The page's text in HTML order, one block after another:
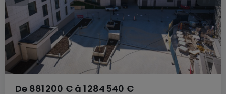
De 881 200 € à 1 284 540 €